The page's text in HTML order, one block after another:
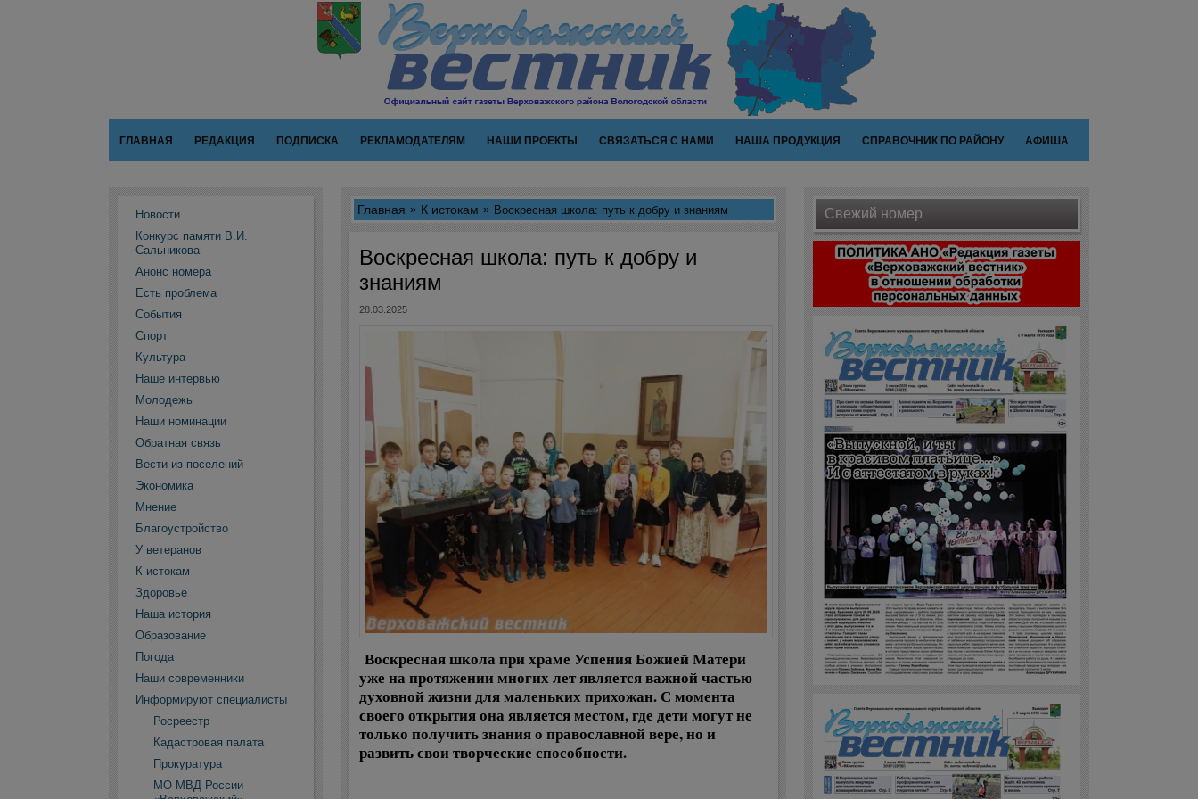
ГЛАВНАЯ РЕДАКЦИЯ ПОДПИСКА РЕКЛАМОДАТЕЛЯМ НАШИ ПРОЕКТЫ СВЯЗАТЬСЯ С НАМИ НАША ПРОДУКЦИЯ СПРАВОЧНИК ПО РАЙОНУ АФИША
Новости
Конкурс памяти В.И.
Сальникова
Анонс номера
Есть проблема
События
Спорт
Культура
Наше интервью
Молодежь
Наши номинации
Обратная связь
Вести из поселений
Экономика
Мнение
Благоустройство
У ветеранов
К истокам
Здоровье
Наша история
Образование
Погода
Наши современники
Информируют специалисты
Росреестр
Кадастровая палата
Прокуратура
МО МВД России
Главная К истокам Воскресная школа: путь к добру и знаниям
Воскресная школа: путь к добру и
знаниям
28.03.2025
Воскресная школа при храме Успения Божией Матери
уже на протяжении многих лет является важной частью
духовной жизни для маленьких прихожан. С момента
своего открытия она является местом, где дети могут не
только получить знания о православной вере, но и
развить свои творческие способности.
Свежий номер